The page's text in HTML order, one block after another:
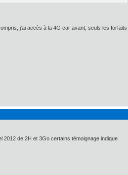
j'ai accès à la 4G car avant, seuls les forfaits
2012 de 2H et 3Go certains témoignage indique